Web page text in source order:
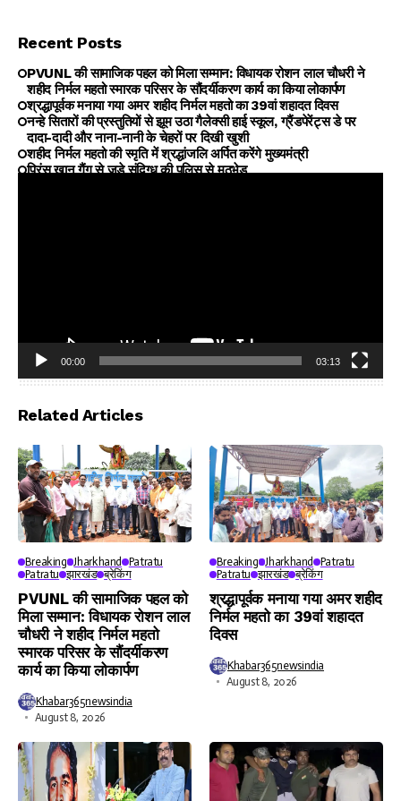
Recent Posts
PVUNL की सामाजिक पहल को मिला सम्मान: विधायक रोशन लाल चौधरी ने
शहीद निर्मल महतो स्मारक परिसर के सौंदर्यीकरण कार्य का किया लोकार्पण
श्रद्धापूर्वक मनाया गया अमर शहीद निर्मल महतो का 39वां शहादत दिवस
नन्हे सितारों की प्रस्तुतियों से झूम उठा गैलेक्सी हाई स्कूल, ग्रैंडपेरेंट्स डे पर
दादा-दादी और नाना-नानी के चेहरों पर दिखी खुशी
शहीद निर्मल महतो की स्मृति में श्रद्धांजलि अर्पित करेंगे मुख्यमंत्री
प्रिंस खान गैंग से जुड़े संदिग्ध की पुलिस से मुठभेड़
Player
00:00 03:13
Related Articles
Breaking Jharkhand
Patratu
Patratu झारखंड ब्रेकिंग
PVUNL की सामाजिक पहल को
मिला सम्मान: विधायक रोशन लाल
चौधरी ने शहीद निर्मल महतो
स्मारक परिसर के सौंदर्यीकरण
कार्य का किया लोकार्पण
Khabar365newsindia
August 8, 2026
Breaking Jharkhand
Patratu
Patratu झारखंड ब्रेकिंग
श्रद्धापूर्वक मनाया गया अमर शहीद
निर्मल महतो का 39वां शहादत
दिवस
Khabar365newsindia
August 8, 2026